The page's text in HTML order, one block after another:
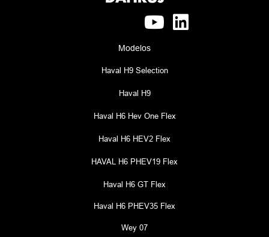
Modelos
Haval H9 Selection
Haval H9
Haval H6 Hev One Flex
Haval H6 HEV2 Flex
HAVAL H6 PHEV19 Flex
Haval H6 GT Flex
Haval H6 PHEV35 Flex
Wey 07